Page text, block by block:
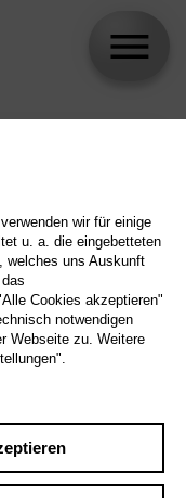
wir für einige
u. a. die eingebetteten
welches uns Auskunft
Cookies akzeptieren"
notwendigen
Webseite zu. Weitere